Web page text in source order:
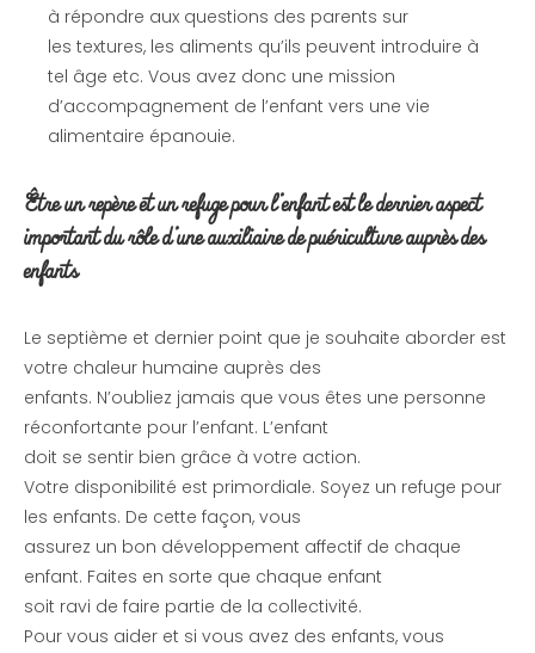
à répondre aux questions des parents sur
les textures, les aliments qu’ils peuvent introduire à
tel âge etc. Vous avez donc une mission
d’accompagnement de l’enfant vers une vie
alimentaire épanouie.
Être un repère et un refuge pour l’enfant est le dernier aspect
important du rôle d’une auxiliaire de puériculture auprès des
enfants
Le septième et dernier point que je souhaite aborder est
votre chaleur humaine auprès des
enfants. N’oubliez jamais que vous êtes une personne
réconfortante pour l’enfant. L’enfant
doit se sentir bien grâce à votre action.
Votre disponibilité est primordiale. Soyez un refuge pour
les enfants. De cette façon, vous
assurez un bon développement affectif de chaque
enfant. Faites en sorte que chaque enfant
soit ravi de faire partie de la collectivité.
Pour vous aider et si vous avez des enfants, vous